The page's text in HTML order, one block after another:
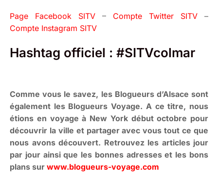
Page Facebook SITV – Compte Twitter SITV –
Compte Instagram SITV
Hashtag officiel : #SITVcolmar
Comme vous le savez, les Blogueurs d’Alsace sont
également les Blogueurs Voyage. A ce titre, nous
étions en voyage à New York début octobre pour
découvrir la ville et partager avec vous tout ce que
nous avons découvert. Retrouvez les articles jour
par jour ainsi que les bonnes adresses et les bons
plans sur www.blogueurs-voyage.com